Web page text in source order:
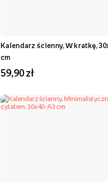
Kalendarz ścienny, W kratkę,
cm
59,90 zł